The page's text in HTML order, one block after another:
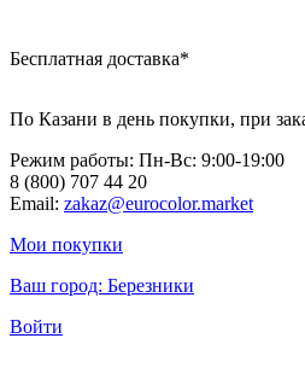
Бесплатная доставка*
По Казани в день покупки, при
Режим работы: Пн-Вc: 9:00-19:00
8 (800) 707 44 20
Email: zakaz@eurocolor.market
Мои покупки
Ваш город: Березники
Войти